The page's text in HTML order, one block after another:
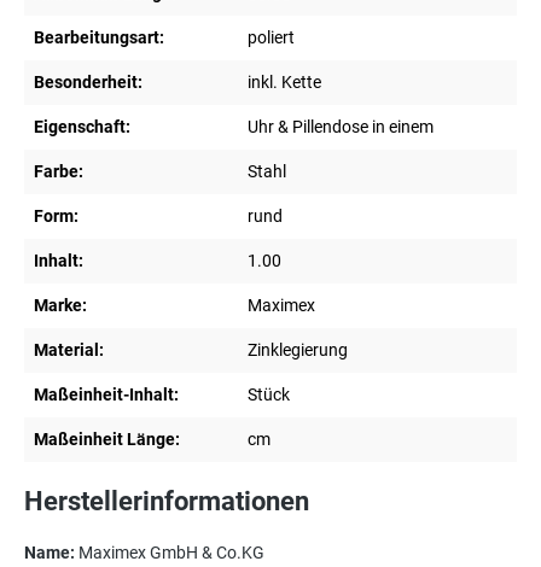
Bearbeitungsart: poliert
Besonderheit: inkl. Kette
Eigenschaft: Uhr & Pillendose in einem
Farbe: Stahl
Form: rund
Inhalt: 1.00
Marke: Maximex
Material: Zinklegierung
Maßeinheit-Inhalt: Stück
Maßeinheit Länge: cm
Herstellerinformationen
Name: Maximex GmbH & Co.KG